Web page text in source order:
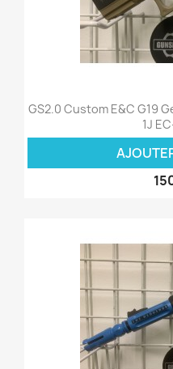
GS2.0 Custom E&C G19
1J